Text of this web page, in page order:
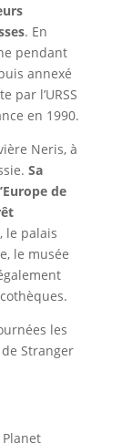
. En
pendant
annexé
par l’URSS
en 1990.
Neris, à
Sa
de
le palais
le musée
les
Stranger